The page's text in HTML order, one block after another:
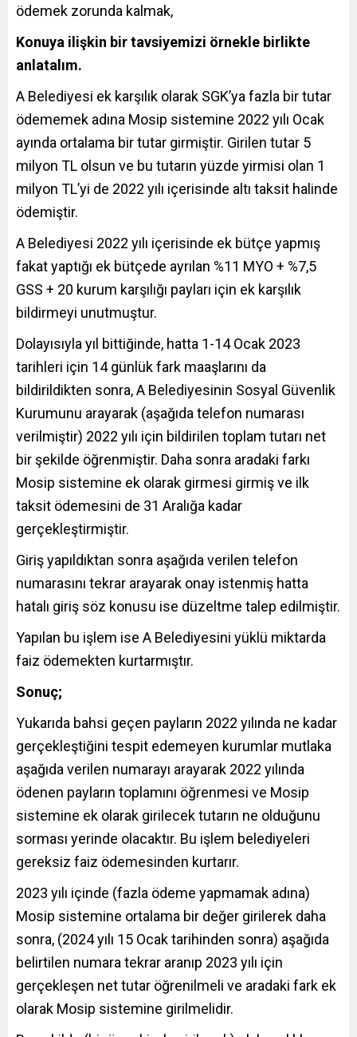
ödemek zorunda kalmak,
Konuya ilişkin bir tavsiyemizi örnekle birlikte
anlatalım.
A Belediyesi ek karşılık olarak SGK’ya fazla bir tutar
ödememek adına Mosip sistemine 2022 yılı Ocak
ayında ortalama bir tutar girmiştir. Girilen tutar 5
milyon TL olsun ve bu tutarın yüzde yirmisi olan 1
milyon TL’yi de 2022 yılı içerisinde altı taksit halinde
ödemiştir.
A Belediyesi 2022 yılı içerisinde ek bütçe yapmış
fakat yaptığı ek bütçede ayrılan %11 MYO + %7,5
GSS + 20 kurum karşılığı payları için ek karşılık
bildirmeyi unutmuştur.
Dolayısıyla yıl bittiğinde, hatta 1-14 Ocak 2023
tarihleri için 14 günlük fark maaşlarını da
bildirildikten sonra, A Belediyesinin Sosyal Güvenlik
Kurumunu arayarak (aşağıda telefon numarası
verilmiştir) 2022 yılı için bildirilen toplam tutarı net
bir şekilde öğrenmiştir. Daha sonra aradaki farkı
Mosip sistemine ek olarak girmesi girmiş ve ilk
taksit ödemesini de 31 Aralığa kadar
gerçekleştirmiştir.
Giriş yapıldıktan sonra aşağıda verilen telefon
numarasını tekrar arayarak onay istenmiş hatta
hatalı giriş söz konusu ise düzeltme talep edilmiştir.
Yapılan bu işlem ise A Belediyesini yüklü miktarda
faiz ödemekten kurtarmıştır.
Sonuç;
Yukarıda bahsi geçen payların 2022 yılında ne kadar
gerçekleştiğini tespit edemeyen kurumlar mutlaka
aşağıda verilen numarayı arayarak 2022 yılında
ödenen payların toplamını öğrenmesi ve Mosip
sistemine ek olarak girilecek tutarın ne olduğunu
sorması yerinde olacaktır. Bu işlem belediyeleri
gereksiz faiz ödemesinden kurtarır.
2023 yılı içinde (fazla ödeme yapmamak adına)
Mosip sistemine ortalama bir değer girilerek daha
sonra, (2024 yılı 15 Ocak tarihinden sonra) aşağıda
belirtilen numara tekrar aranıp 2023 yılı için
gerçekleşen net tutar öğrenilmeli ve aradaki fark ek
olarak Mosip sistemine girilmelidir.